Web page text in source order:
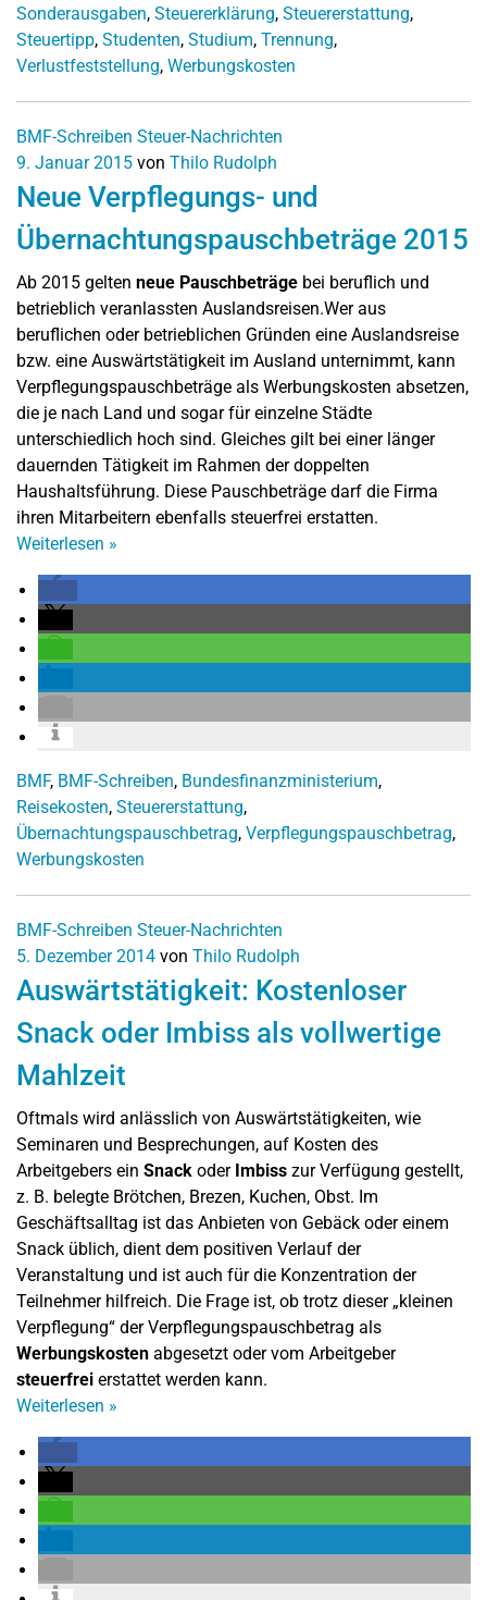
Sonderausgaben, Steuererklärung, Steuererstattung,
Steuertipp, Studenten, Studium, Trennung,
Verlustfeststellung, Werbungskosten
BMF-Schreiben Steuer-Nachrichten
9. Januar 2015 von Thilo Rudolph
Neue Verpflegungs- und
Übernachtungspauschbeträge 2015
Ab 2015 gelten neue Pauschbeträge bei beruflich und
betrieblich veranlassten Auslandsreisen.Wer aus
beruflichen oder betrieblichen Gründen eine Auslandsreise
bzw. eine Auswärtstätigkeit im Ausland unternimmt, kann
Verpflegungspauschbeträge als Werbungskosten absetzen,
die je nach Land und sogar für einzelne Städte
unterschiedlich hoch sind. Gleiches gilt bei einer länger
dauernden Tätigkeit im Rahmen der doppelten
Haushaltsführung. Diese Pauschbeträge darf die Firma
ihren Mitarbeitern ebenfalls steuerfrei erstatten.
Weiterlesen »
BMF, BMF-Schreiben, Bundesfinanzministerium,
Reisekosten, Steuererstattung,
Übernachtungspauschbetrag, Verpflegungspauschbetrag,
Werbungskosten
BMF-Schreiben Steuer-Nachrichten
5. Dezember 2014 von Thilo Rudolph
Auswärtstätigkeit: Kostenloser
Snack oder Imbiss als vollwertige
Mahlzeit
Oftmals wird anlässlich von Auswärtstätigkeiten, wie
Seminaren und Besprechungen, auf Kosten des
Arbeitgebers ein Snack oder Imbiss zur Verfügung gestellt,
z. B. belegte Brötchen, Brezen, Kuchen, Obst. Im
Geschäftsalltag ist das Anbieten von Gebäck oder einem
Snack üblich, dient dem positiven Verlauf der
Veranstaltung und ist auch für die Konzentration der
Teilnehmer hilfreich. Die Frage ist, ob trotz dieser „kleinen
Verpflegung“ der Verpflegungspauschbetrag als
Werbungskosten abgesetzt oder vom Arbeitgeber
steuerfrei erstattet werden kann.
Weiterlesen »